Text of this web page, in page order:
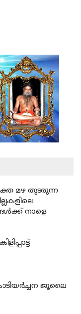
മഴ തുടരുന്ന
നാളെ
ജൂലൈ